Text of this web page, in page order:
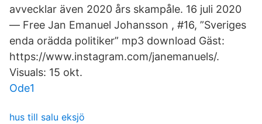
avvecklar även 2020 års skampåle. 16 juli 2020
— Free Jan Emanuel Johansson , #16, ”Sveriges
enda orädda politiker” mp3 download Gäst:
https://www.instagram.com/janemanuels/.
Visuals: 15 okt.
Ode1
hus till salu eksjö